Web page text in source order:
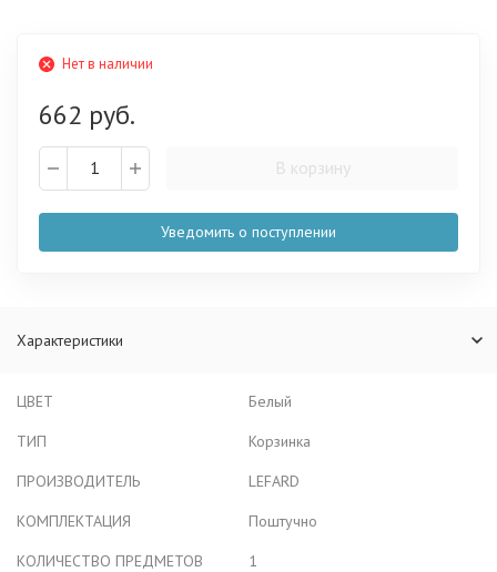
Нет в наличии
662 руб.
В корзину
Уведомить о поступлении
Характеристики
ЦВЕТ
Белый
ТИП
Корзинка
ПРОИЗВОДИТЕЛЬ
LEFARD
КОМПЛЕКТАЦИЯ
Поштучно
КОЛИЧЕСТВО ПРЕДМЕТОВ
1